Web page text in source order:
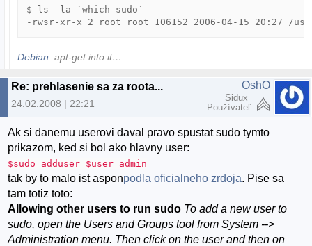
$ ls -la `which sudo`
Debian . apt-get into it…
Re: prehlasenie sa za roota...
24.02.2008 | 22:21
OshO
Sidux
Používateľ
Ak si danemu userovi daval pravo spustat sudo tymto
prikazom, ked si bol ako hlavny user:
$sudo adduser $user admin
tak by to malo ist asponpodla oficialneho zrdoja. Pise sa
tam totiz toto:
Allowing other users to run sudo To add a new user to
sudo, open the Users and Groups tool from System -->
Administration menu. Then click on the user and then on